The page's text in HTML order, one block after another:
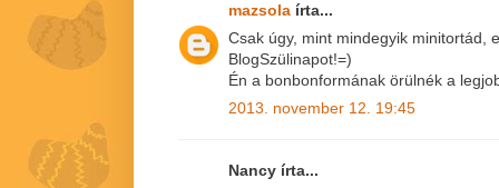
mazsola írta...
Csak úgy, mint mindegyik minitortád,
BlogSzülinapot!=)
Én a bonbonformának örülnék a
2013. november 12. 19:45
Nancy írta...